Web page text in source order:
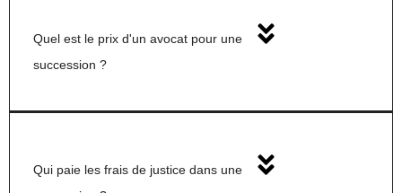
Quel est le prix d'un avocat pour une
succession ?
Qui paie les frais de justice dans une